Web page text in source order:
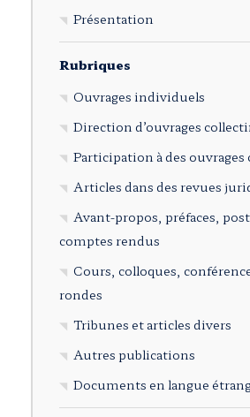
Présentation
Rubriques
Ouvrages individuels
Direction d’ouvrages
Participation à des ouvrages
Articles dans des revues
Avant-propos, préfaces,
comptes rendus
Cours, colloques,
rondes
Tribunes et articles divers
Autres publications
Documents en langue